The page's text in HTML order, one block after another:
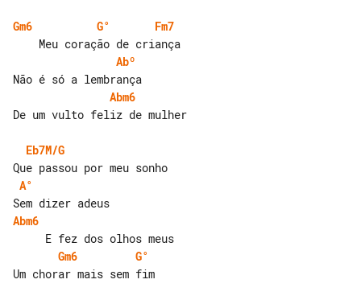
Gm6 G°
Fm7
Abº
Abm6
De um vulto feliz de mulher
Eb7M/G
A°
Abm6
Gm6
G°
Um chorar mais sem fim